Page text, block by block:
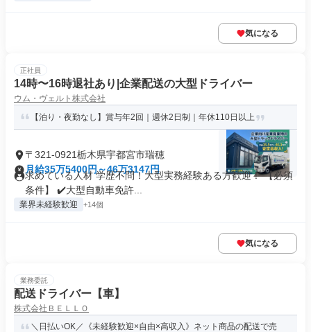
気になる
正社員
14時〜16時退社あり|企業配送の大型ドライバー
ウム・ヴェルト株式会社
【泊り・夜勤なし】賞与年2回｜週休2日制｜年休110日以上
〒321-0921栃木県宇都宮市瑞穂
月給35万5400円～46万3147円
求めている人材 学歴不問！大型実務経験ある方歓迎！ 【必須
条件】 ✔️大型自動車免許...
業界未経験歓迎 +14個
気になる
業務委託
配送ドライバー【車】
株式会社ＢＥＬＬＯ
＼日払いOK／《未経験歓迎×自由×高収入》ネット商品の配送で売